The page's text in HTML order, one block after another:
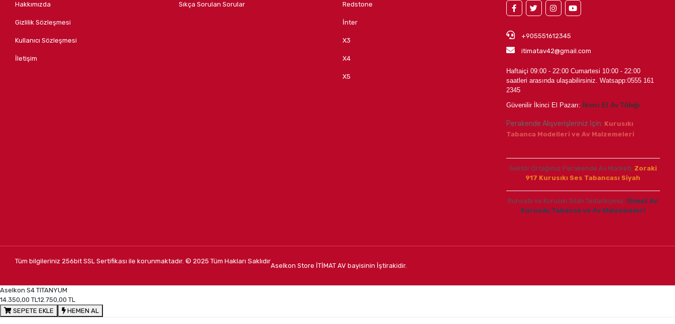
Hakkımızda
Gizlilik Sözleşmesi
Kullanıcı Sözleşmesi
İletişim
Sıkça Sorulan Sorular Redstone
İnter
X3
X4
X5
+905551612345
itimatav42@gmail.com
Haftaiçi 09:00 - 22:00 Cumartesi 10:00 - 22:00
saatleri arasında ulaşabilirsiniz. Watsapp:0555 161
2345
Güvenilir İkinci El Pazarı:
İkinci El Av Tüfeği
Perakende Alışverişleriniz İçin: Kurusıkı
Tabanca Modelleri ve Av Malzemeleri
Sektör Ortağımız Perakende Av Marketi: Zoraki
917 Kurusıkı Ses Tabancası Siyah
Ruhsatlı ve Kurusıkı Silah Tedarikçimiz: İtimat Av
Kurusıkı Tabanca ve Av Malzemeleri
Tüm bilgileriniz 256bit SSL Sertifikası ile korunmaktadır.© 2025Tüm Hakları Saklıdır
Aselkon Store İTİMAT AV bayisinin İştirakidir.
Aselkon S4 TITANYUM
14.350,00 TL12.750,00 TL
SEPETE EKLE
HEMEN AL